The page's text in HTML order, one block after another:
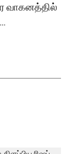
வாகனத்தில்